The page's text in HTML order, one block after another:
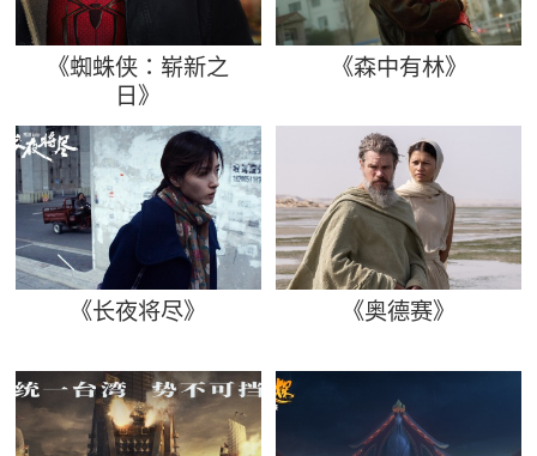
《蜘蛛侠：崭新之
日》
《森中有林》
《长夜将尽》 《奥德赛》